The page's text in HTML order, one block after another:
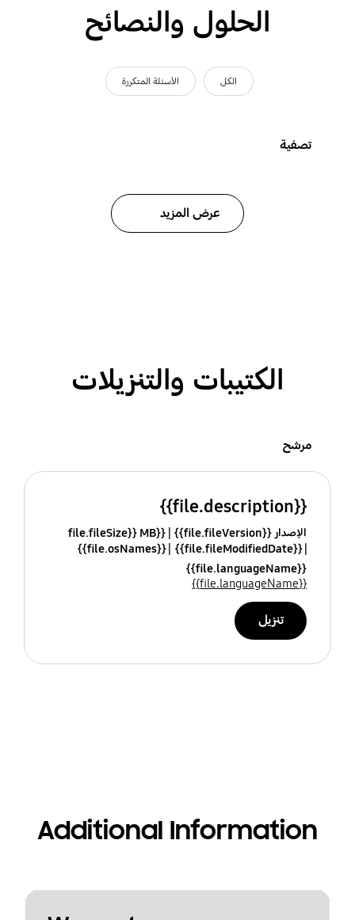
الحلول والنصائح
الكل الأسئلة المتكررة
تصفية
عرض المزيد
الكتيبات والتنزيلات
مرشح
{{file.description}}
الإصدار {{file.fileVersion}}
{{file.fileSize}} MB
{{file.fileModifiedDate}}
{{file.osNames}}
{{file.languageName}}
{{file.languageName}}
تنزيل
Additional Information